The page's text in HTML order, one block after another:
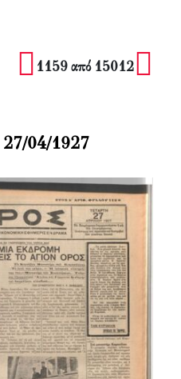
1159 από 15012
27/04/1927